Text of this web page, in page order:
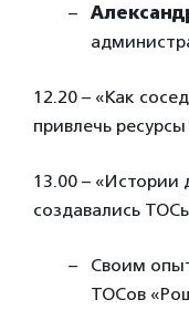
12.20 – «Как
привлечь
13.00 – «Истории
создавались
Своим
ТОСов